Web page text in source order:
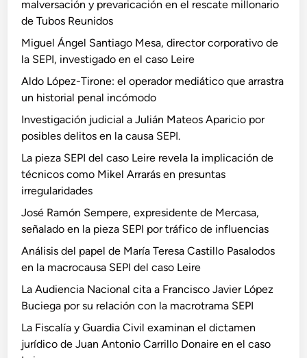
malversación y prevaricación en el rescate millonario
de Tubos Reunidos
Miguel Ángel Santiago Mesa, director corporativo de
la SEPI, investigado en el caso Leire
Aldo López-Tirone: el operador mediático que arrastra
un historial penal incómodo
Investigación judicial a Julián Mateos Aparicio por
posibles delitos en la causa SEPI.
La pieza SEPI del caso Leire revela la implicación de
técnicos como Mikel Arrarás en presuntas
irregularidades
José Ramón Sempere, expresidente de Mercasa,
señalado en la pieza SEPI por tráfico de influencias
Análisis del papel de María Teresa Castillo Pasalodos
en la macrocausa SEPI del caso Leire
La Audiencia Nacional cita a Francisco Javier López
Buciega por su relación con la macrotrama SEPI
La Fiscalía y Guardia Civil examinan el dictamen
jurídico de Juan Antonio Carrillo Donaire en el caso